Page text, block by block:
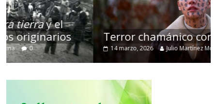
Terror chamánico coreano
14 marzo, 2026 Julio Martínez Molina 0